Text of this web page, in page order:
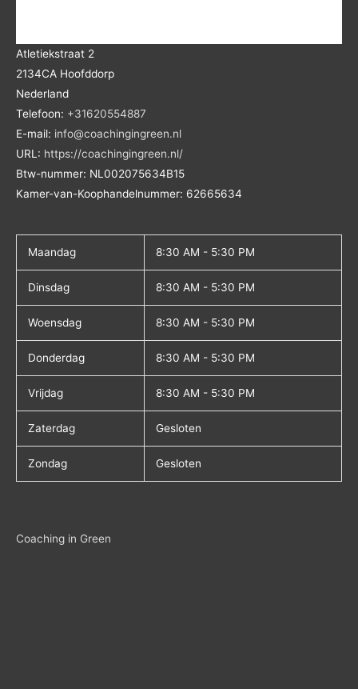
Atletiekstraat 2
2134CA Hoofddorp
Nederland
Telefoon: +31620554887
E-mail: info@coachingingreen.nl
URL: https://coachingingreen.nl/
Btw-nummer: NL002075634B15
Kamer-van-Koophandelnummer: 62665634
Maandag 8:30 AM - 5:30 PM
Dinsdag 8:30 AM - 5:30 PM
Woensdag 8:30 AM - 5:30 PM
Donderdag 8:30 AM - 5:30 PM
Vrijdag 8:30 AM - 5:30 PM
Zaterdag Gesloten
Zondag Gesloten
Coaching in Green